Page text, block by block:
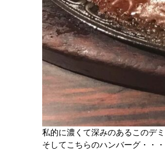
私的に濃くて深みのあるこのデ
そしてこちらのハンバーグ・・・